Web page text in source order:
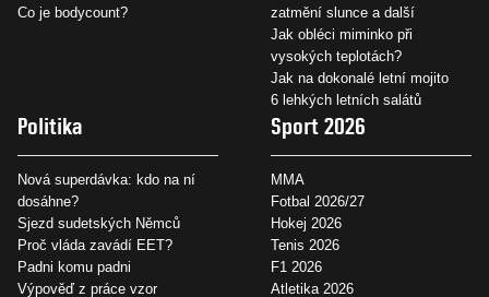
Co je bodycount?
zatmění slunce a další
Jak obléci miminko při
vysokých teplotách?
Jak na dokonalé letní mojito
6 lehkých letních salátů
Politika
Nová superdávka: kdo na ní
dosáhne?
Sjezd sudetských Němců
Proč vláda zavádí EET?
Padni komu padni
Výpověď z práce vzor
Sport 2026
MMA
Fotbal 2026/27
Hokej 2026
Tenis 2026
F1 2026
Atletika 2026